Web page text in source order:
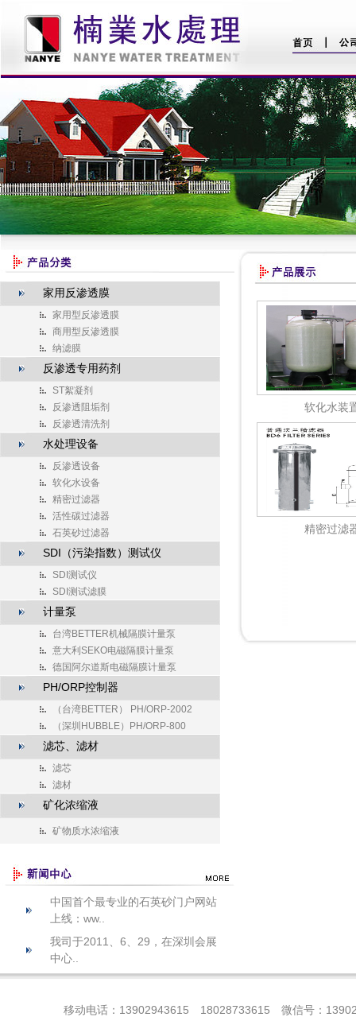
家用反渗透膜
家用型反渗透膜
商用型反渗透膜
纳滤膜
反渗透专用药剂
ST絮凝剂
反渗透阻垢剂
反渗透清洗剂
水处理设备
反渗透设备
软化水设备
精密过滤器
活性碳过滤器
石英砂过滤器
SDI（污染指数）测试仪
SDI测试仪
SDI测试滤膜
计量泵
台湾BETTER机械隔膜计量泵
意大利SEKO电磁隔膜计量泵
德国阿尔道斯电磁隔膜计量泵
PH/ORP控制器
（台湾BETTER） PH/ORP-2002
（深圳HUBBLE）PH/ORP-800
滤芯、滤材
滤芯
滤材
矿化浓缩液
矿物质水浓缩液
中国首个最专业的石英砂门户网站
上线：ww..
我司于2011、6、29，在深圳会展
中心..
软化水装
精密过滤
移动电话：13902943615 18028733615 微信号：